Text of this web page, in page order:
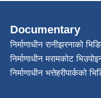
Documentary
निर्माणाधीन रानीझरनाको
निर्माणाधीन मरामकोट
निर्माणाधीन भत्तेहरीपार्कको